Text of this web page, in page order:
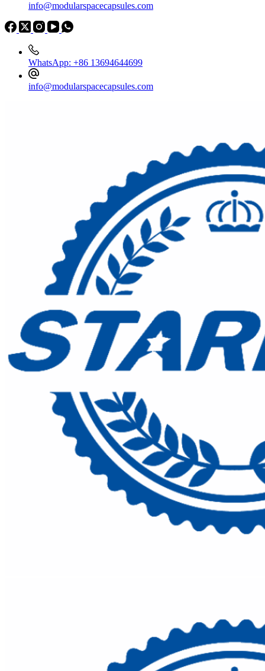
info@modularspacecapsules.com
WhatsApp: +86 13694644699
info@modularspacecapsules.com